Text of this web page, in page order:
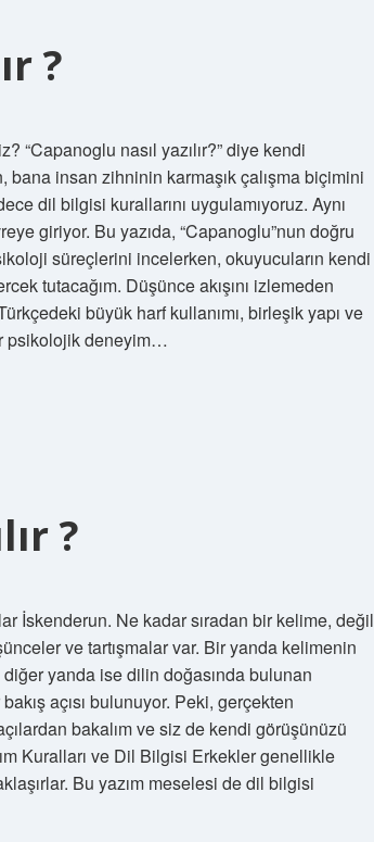
?
“Capanoglu nasıl yazılır?” diye kendi
insan zihninin karmaşık çalışma biçimini
dil bilgisi kurallarını uygulamıyoruz. Aynı
giriyor. Bu yazıda, “Capanoglu”nun doğru
süreçlerini incelerken, okuyucuların kendi
tutacağım. Düşünce akışını izlemeden
büyük harf kullanımı, birleşik yapı ve
psikolojik deneyim…
?
İskenderun. Ne kadar sıradan bir kelime, değil
ve tartışmalar var. Bir yanda kelimenin
diğer yanda ise dilin doğasında bulunan
açısı bulunuyor. Peki, gerçekten
bakalım ve siz de kendi görüşünüzü
Kuralları ve Dil Bilgisi Erkekler genellikle
Bu yazım meselesi de dil bilgisi